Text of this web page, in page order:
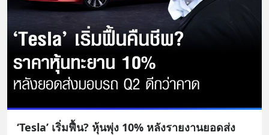
‘Tesla’ เริ่มฟื้น? หุ้นพุ่ง 10% หลังรายงานยอดส่ง